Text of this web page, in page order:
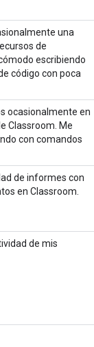
una
de
escribiendo
código con poca
ocasionalmente en
Classroom. Me
con comandos
de informes con
en Classroom.
de mis